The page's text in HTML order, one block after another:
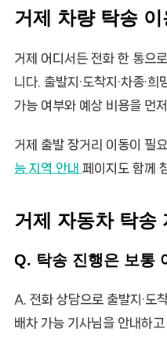
거제 차량 탁송
거제 어디서든 전화 한 통으로
니다. 출발지·도착지·차종·
가능 여부와 예상 비용을 먼
거제 출발 장거리 이동이 필
능 지역 안내 페이지도 함께
거제 자동차 탁송
Q. 탁송 진행은 보통
A. 전화 상담으로 출발지·도
배차 가능 기사님을 안내하